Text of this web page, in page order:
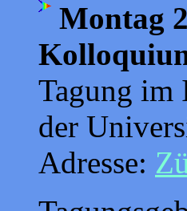
Montag
Tagung im
der
Adresse: